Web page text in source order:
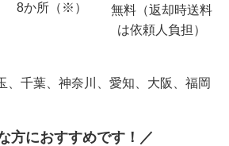
8か所（※）
無料（返却時送料
は依頼人負担）
千葉、神奈川、愛知、大阪、福岡
方におすすめです！／